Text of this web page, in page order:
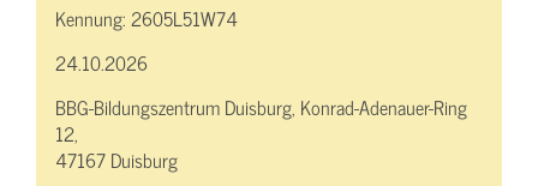
Kennung:2605L51W74
24.10.2026
BBG-Bildungszentrum Duisburg, Konrad-Adenauer-Ring
12,
47167 Duisburg